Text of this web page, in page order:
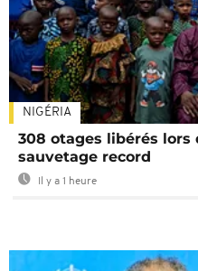
NIGÉRIA
308 otages libérés lors
sauvetage record
Il y a 1 heure